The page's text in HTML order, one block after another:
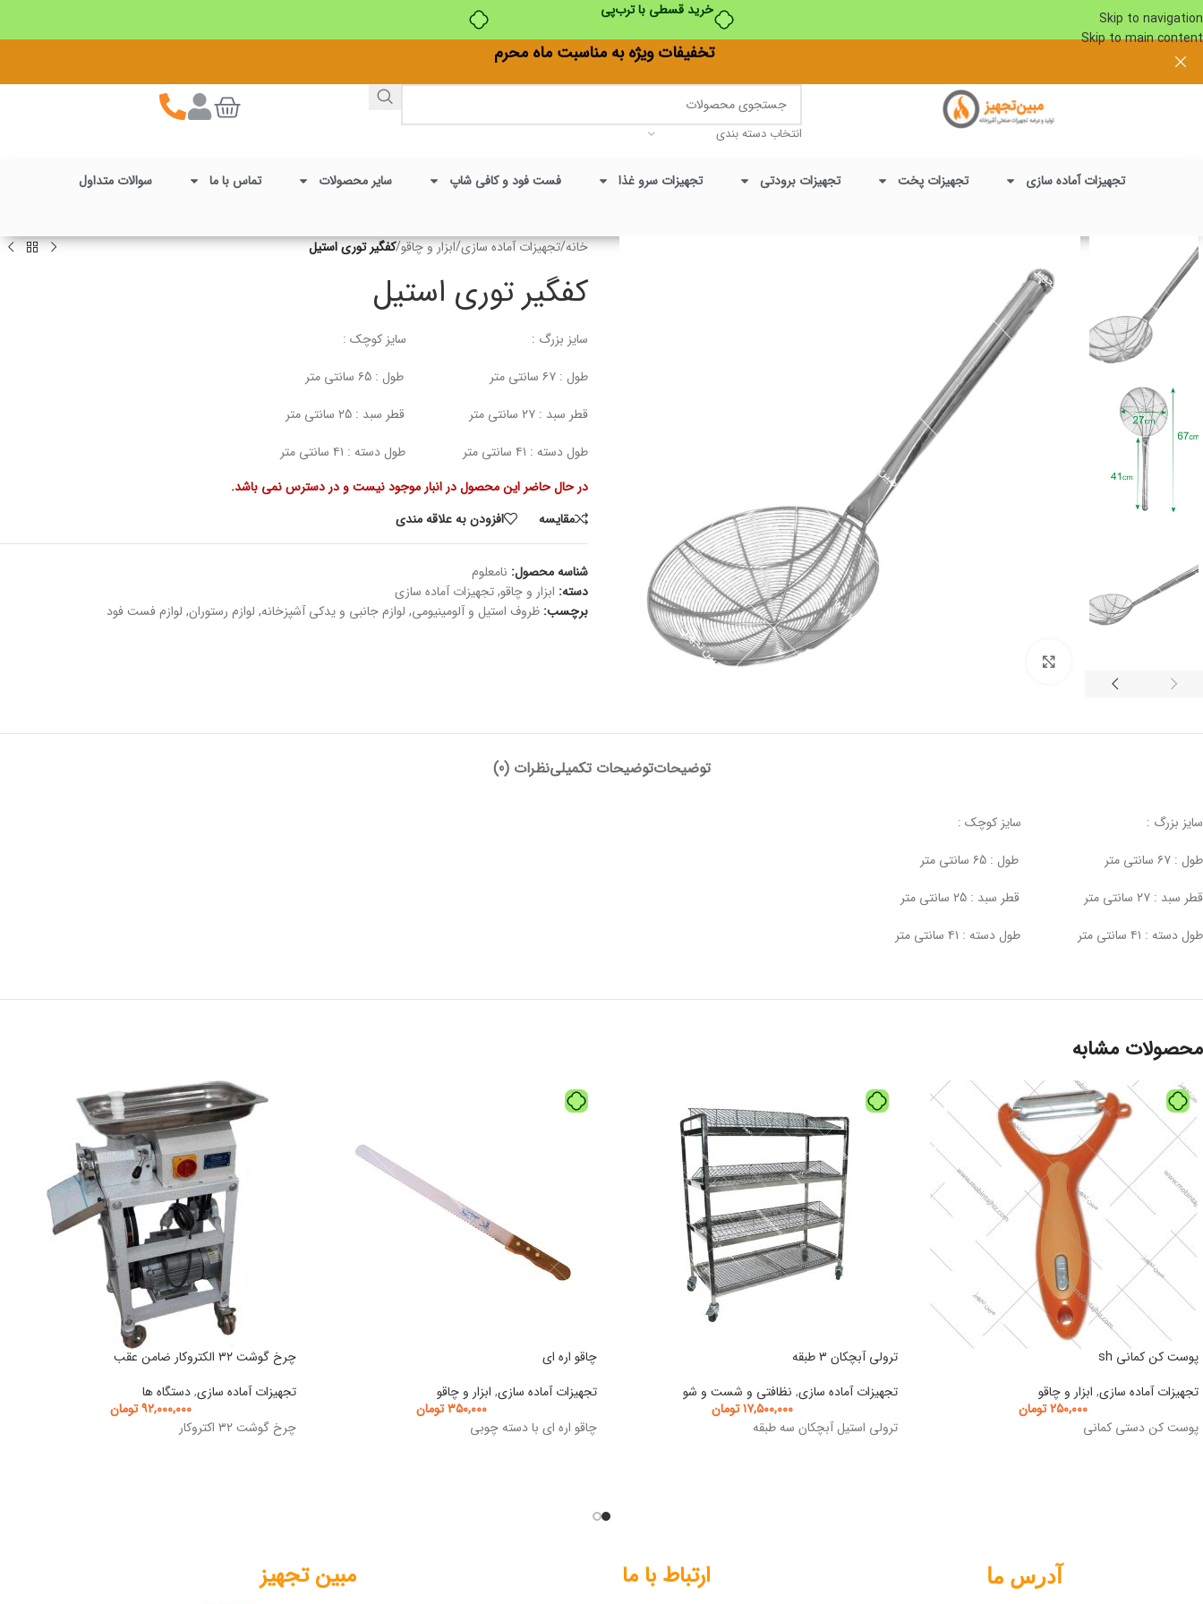
خرید قسطی با ترب‌پی
Skip to navigation
Skip to main content
تخفیفات ویژه به مناسبت ماه محرم
انتخاب دسته بندی
تجهیزات آماده سازی تجهیزات پخت تجهیزات برودتی تجهیزات سرو غذا فست فود و کافی شاپ سایر محصولات تماس با ما سوالات متداول
خانه/تجهیزات آماده سازی/ابزار و چاقو/کفگیر توری استیل
کفگیر توری استیل
سایز بزرگ : سایز کوچک :
طول : ۶۷ سانتی متر طول : ۶5 سانتی متر
قطر سبد : ۲۷ سانتی متر قطر سبد : ۲5 سانتی متر
طول دسته : ۴۱ سانتی متر طول دسته : ۴۱ سانتی متر
در حال حاضر این محصول در انبار موجود نیست و در دسترس نمی باشد.
مقايسه
افزودن به علاقه مندی
شناسه محصول: نامعلوم
دسته: ابزار و چاقو,تجهیزات آماده سازی
برچسب: ظروف استیل و آلومینیومی, لوازم جانبی و یدکی آشپزخانه, لوازم رستوران, لوازم فست فود
توضیحاتتوضیحات تکمیلینظرات (0)
سایز بزرگ : سایز کوچک :
طول : ۶۷ سانتی متر طول : ۶5 سانتی متر
قطر سبد : ۲۷ سانتی متر قطر سبد : ۲5 سانتی متر
طول دسته : ۴۱ سانتی متر طول دسته : ۴۱ سانتی متر
محصولات مشابه
پوست کن کمانی sh
تجهیزات آماده سازی, ابزار و چاقو
۲۵۰,۰۰۰ تومان
پوست کن دستی کمانی
ترولی آبچکان ۳ طبقه
تجهیزات آماده سازی, نظافتی و شست و شو
۱۷,۵۰۰,۰۰۰ تومان
ترولی استیل آبچکان سه طبقه
چاقو اره ای
تجهیزات آماده سازی, ابزار و چاقو
۳۵۰,۰۰۰ تومان
چاقو اره ای با دسته چوبی
چرخ گوشت ۳۲ الکتروکار ضامن عقب
تجهیزات آماده سازی,دستگاه ها
۹۲,۰۰۰,۰۰۰ تومان
چرخ گوشت ۳۲ اکتروکار
آدرس ما ارتباط با ما مبین تجهیز